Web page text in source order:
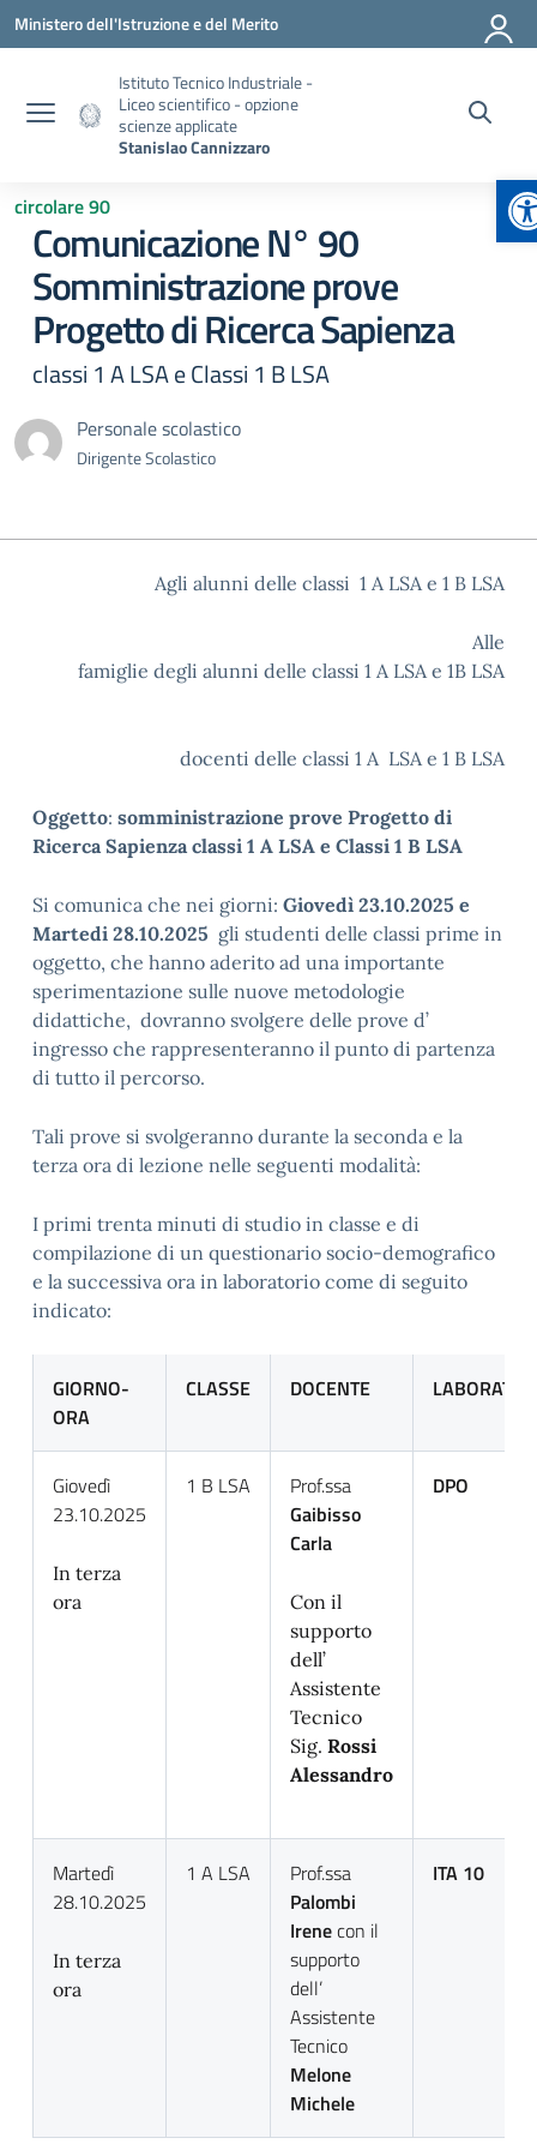
Vai ai contenuti
Vai al menu di navigazione
Vai al footer
Ministero dell'Istruzione e del Merito
Istituto Tecnico Industriale -
Liceo scientifico - opzione
scienze applicate
Stanislao Cannizzaro
circolare 90
Comunicazione N° 90
Somministrazione prove
Progetto di Ricerca Sapienza
classi 1 A LSA e Classi 1 B LSA
Personale scolastico
Dirigente Scolastico
Agli alunni delle classi 1 A LSA e 1 B LSA
Alle
famiglie degli alunni delle classi 1 A LSA e 1B LSA
docenti delle classi 1 A LSA e 1 B LSA
Oggetto: somministrazione prove Progetto di
Ricerca Sapienza classi 1 A LSA e Classi 1 B LSA
Si comunica che nei giorni: Giovedì 23.10.2025 e
Martedi 28.10.2025 gli studenti delle classi prime in
oggetto, che hanno aderito ad una importante
sperimentazione sulle nuove metodologie
didattiche, dovranno svolgere delle prove d’
ingresso che rappresenteranno il punto di partenza
di tutto il percorso.
Tali prove si svolgeranno durante la seconda e la
terza ora di lezione nelle seguenti modalità:
I primi trenta minuti di studio in classe e di
compilazione di un questionario socio-demografico
e la successiva ora in laboratorio come di seguito
indicato:
GIORNO-
ORA
CLASSE DOCENTE
Giovedì
23.10.2025
In terza
ora
1 B LSA
Prof.ssa
Gaibisso
Carla
Con il
supporto
dell’
Assistente
Tecnico
Sig. Rossi
Alessandro
DPO
Martedì
28.10.2025
In terza
ora
1 A LSA
Prof.ssa
Palombi
Irenecon il
supporto
dell’
Assistente
Tecnico
Melone
Michele
ITA 10